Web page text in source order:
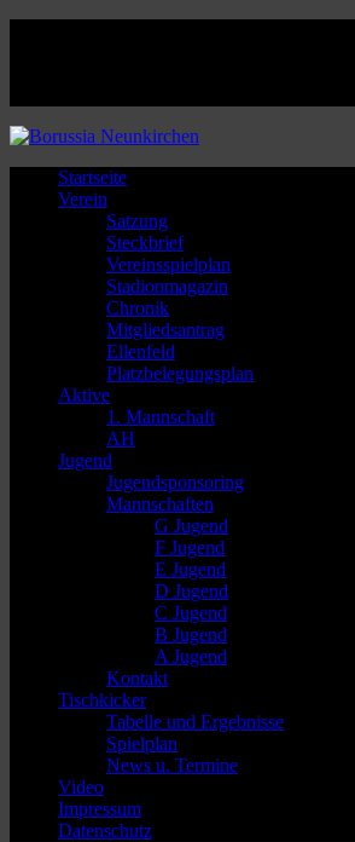
Startseite
Verein
Satzung
Steckbrief
Vereinsspielplan
Stadionmagazin
Chronik
Mitgliedsantrag
Ellenfeld
Platzbelegungsplan
Aktive
1. Mannschaft
AH
Jugend
Jugendsponsoring
Mannschaften
G Jugend
F Jugend
E Jugend
D Jugend
C Jugend
B Jugend
A Jugend
Kontakt
Tischkicker
Tabelle und Ergebnisse
Spielplan
News u. Termine
Video
Impressum
Datenschutz